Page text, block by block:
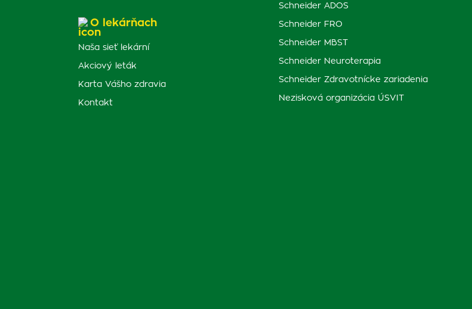
O lekárňach
Naša sieť lekární
Akciový leták
Karta Vášho zdravia
Kontakt
Schneider ADOS
Schneider FRO
Schneider MBST
Schneider Neuroterapia
Schneider Zdravotnícke zariadenia
Nezisková organizácia ÚSVIT